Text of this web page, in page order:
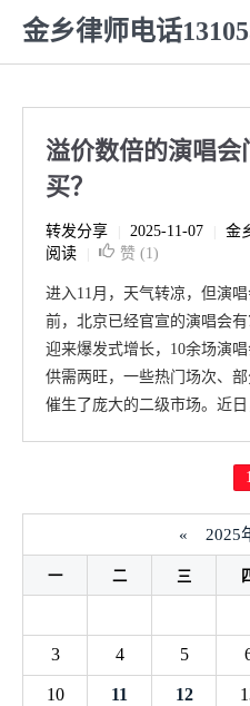
金乡律师电话
溢价数倍的演唱
买？
转发分享 2025-11-07 金
阅读
赞 (1)
进入11月，天气转凉，但演
前，北京已经官宣的演唱会
迎来爆发式增长，10余场演
供需两旺，一些热门场次、
催生了庞大的二级市场。近
« 2025
一 二 三
3 4 5
10 11 12